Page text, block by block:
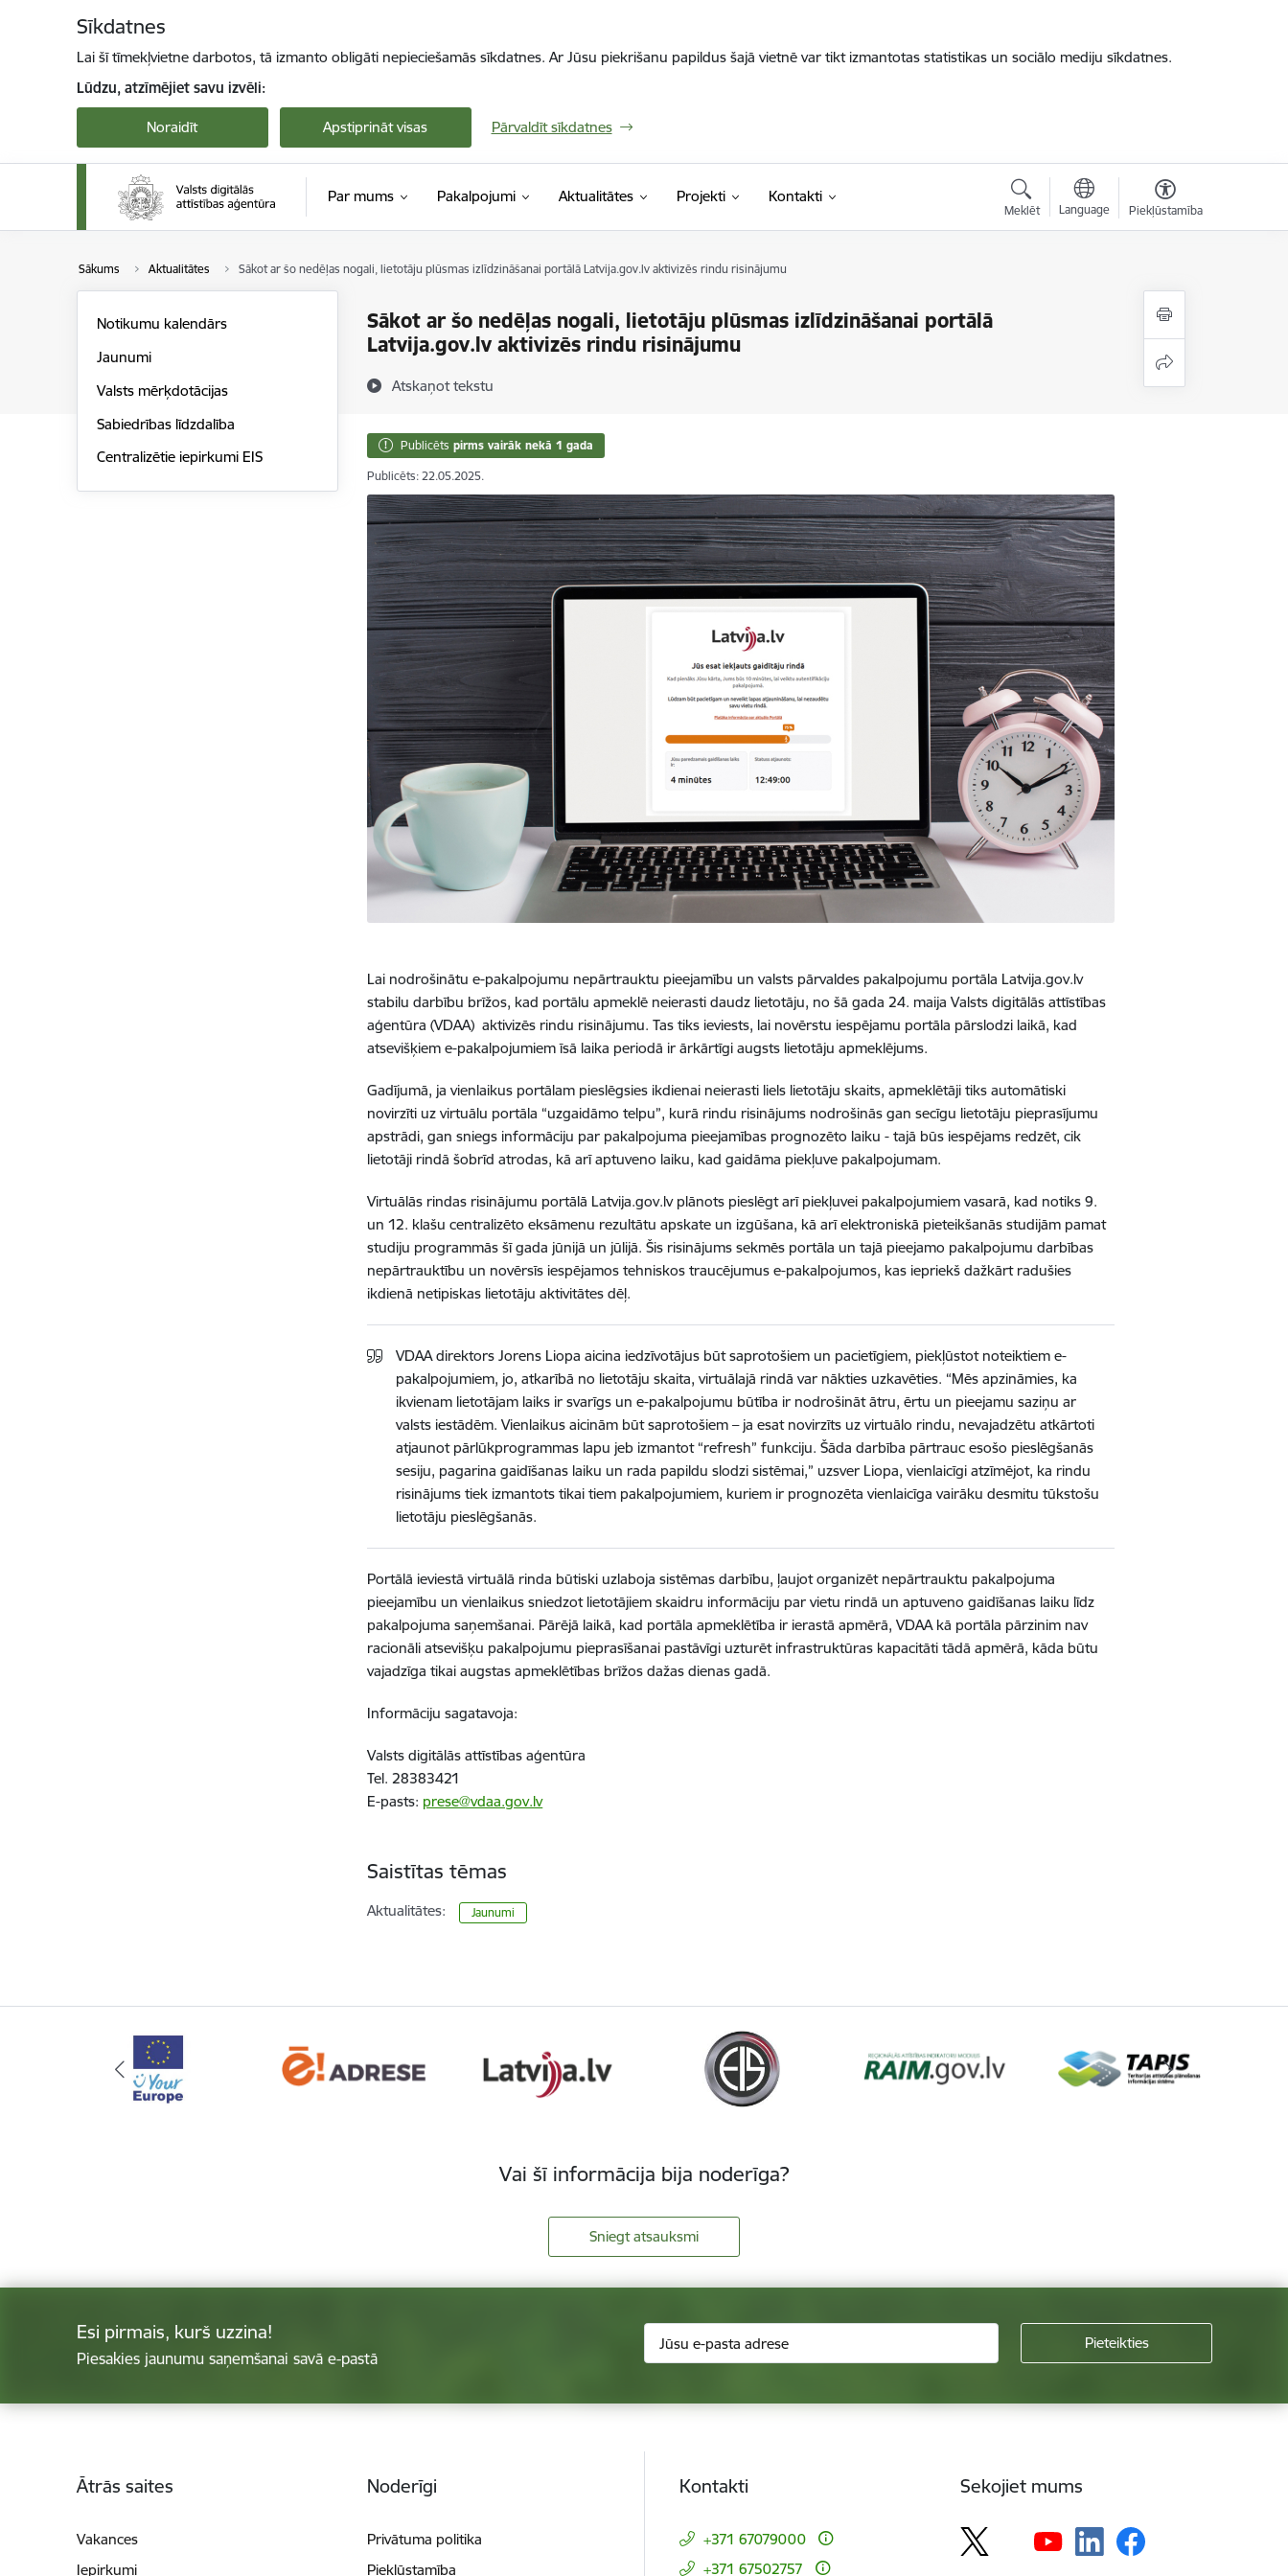
Sīkdatnes
Lai šī tīmekļvietne darbotos, tā izmanto obligāti nepieciešamās sīkdatnes. Ar Jūsu piekrišanu papildus šajā vietnē var tikt izmantotas statistikas un sociālo mediju sīkdatnes.
Lūdzu, atzīmējiet savu izvēli:
Noraidīt Apstiprināt visas Pārvaldīt sīkdatnes
Par mums Pakalpojumi Aktualitātes Projekti Kontakti
Meklēt Language Piekļūstamība
Sākums Aktualitātes Sākot ar šo nedēļas nogali, lietotāju plūsmas izlīdzināšanai portālā Latvija.gov.lv aktivizēs rindu risinājumu
Sākot ar šo nedēļas nogali, lietotāju plūsmas izlīdzināšanai portālā
Latvija.gov.lv aktivizēs rindu risinājumu
Atskaņot tekstu
Notikumu kalendārs
Jaunumi
Valsts mērķdotācijas
Sabiedrības līdzdalība
Centralizētie iepirkumi EIS
Publicēts pirms vairāk nekā 1 gada
Publicēts: 22.05.2025.
Lai nodrošinātu e-pakalpojumu nepārtrauktu pieejamību un valsts pārvaldes pakalpojumu portāla Latvija.gov.lv
stabilu darbību brīžos, kad portālu apmeklē neierasti daudz lietotāju, no šā gada 24. maija Valsts digitālās attīstības
aģentūra (VDAA) aktivizēs rindu risinājumu. Tas tiks ieviests, lai novērstu iespējamu portāla pārslodzi laikā, kad
atsevišķiem e-pakalpojumiem īsā laika periodā ir ārkārtīgi augsts lietotāju apmeklējums.
Gadījumā, ja vienlaikus portālam pieslēgsies ikdienai neierasti liels lietotāju skaits, apmeklētāji tiks automātiski
novirzīti uz virtuālu portāla “uzgaidāmo telpu”, kurā rindu risinājums nodrošinās gan secīgu lietotāju pieprasījumu
apstrādi, gan sniegs informāciju par pakalpojuma pieejamības prognozēto laiku - tajā būs iespējams redzēt, cik
lietotāji rindā šobrīd atrodas, kā arī aptuveno laiku, kad gaidāma piekļuve pakalpojumam.
Virtuālās rindas risinājumu portālā Latvija.gov.lv plānots pieslēgt arī piekļuvei pakalpojumiem vasarā, kad notiks 9.
un 12. klašu centralizēto eksāmenu rezultātu apskate un izgūšana, kā arī elektroniskā pieteikšanās studijām pamat
studiju programmās šī gada jūnijā un jūlijā. Šis risinājums sekmēs portāla un tajā pieejamo pakalpojumu darbības
nepārtrauktību un novērsīs iespējamos tehniskos traucējumus e-pakalpojumos, kas iepriekš dažkārt radušies
ikdienā netipiskas lietotāju aktivitātes dēļ.
VDAA direktors Jorens Liopa aicina iedzīvotājus būt saprotošiem un pacietīgiem, piekļūstot noteiktiem e-
pakalpojumiem, jo, atkarībā no lietotāju skaita, virtuālajā rindā var nākties uzkavēties. “Mēs apzināmies, ka
ikvienam lietotājam laiks ir svarīgs un e-pakalpojumu būtība ir nodrošināt ātru, ērtu un pieejamu saziņu ar
valsts iestādēm. Vienlaikus aicinām būt saprotošiem – ja esat novirzīts uz virtuālo rindu, nevajadzētu atkārtoti
atjaunot pārlūkprogrammas lapu jeb izmantot “refresh” funkciju. Šāda darbība pārtrauc esošo pieslēgšanās
sesiju, pagarina gaidīšanas laiku un rada papildu slodzi sistēmai,” uzsver Liopa, vienlaicīgi atzīmējot, ka rindu
risinājums tiek izmantots tikai tiem pakalpojumiem, kuriem ir prognozēta vienlaicīga vairāku desmitu tūkstošu
lietotāju pieslēgšanās.
Portālā ieviestā virtuālā rinda būtiski uzlaboja sistēmas darbību, ļaujot organizēt nepārtrauktu pakalpojuma
pieejamību un vienlaikus sniedzot lietotājiem skaidru informāciju par vietu rindā un aptuveno gaidīšanas laiku līdz
pakalpojuma saņemšanai. Pārējā laikā, kad portāla apmeklētība ir ierastā apmērā, VDAA kā portāla pārzinim nav
racionāli atsevišķu pakalpojumu pieprasīšanai pastāvīgi uzturēt infrastruktūras kapacitāti tādā apmērā, kāda būtu
vajadzīga tikai augstas apmeklētības brīžos dažas dienas gadā.
Informāciju sagatavoja:
Valsts digitālās attīstības aģentūra
Tel. 28383421
E-pasts: prese@vdaa.gov.lv
Saistītas tēmas
Aktualitātes: Jaunumi
Vai šī informācija bija noderīga?
Sniegt atsauksmi
Esi pirmais, kurš uzzina!
Piesakies jaunumu saņemšanai savā e-pastā
Ātrās saites
Vakances
Iepirkumi
Noderīgi
Privātuma politika
Piekļūstamība
Kontakti
+371 67079000
+371 67502757
Sekojiet mums